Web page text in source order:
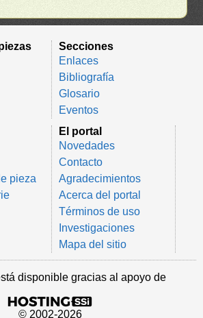
Secciones
Enlaces
Bibliografía
Glosario
Eventos
pieza
El portal
Novedades
Contacto
Agradecimientos
Acerca del portal
Términos de uso
Investigaciones
Mapa del sitio
disponible gracias al apoyo de
© 2002-2026